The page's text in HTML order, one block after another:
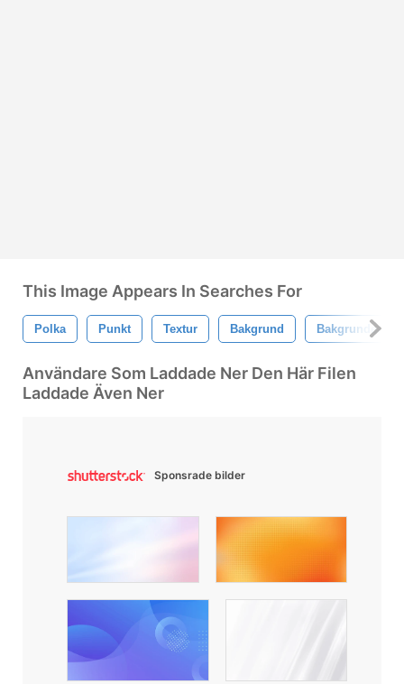
This Image Appears In Searches For
Polka Punkt Textur Bakgrund Bakgrunder
Användare Som Laddade Ner Den Här Filen
Laddade Även Ner
Sponsrade bilder